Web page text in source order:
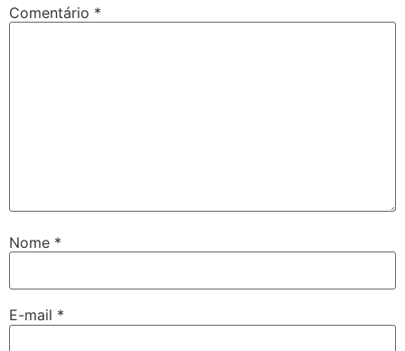
Comentário *
Nome *
E-mail *